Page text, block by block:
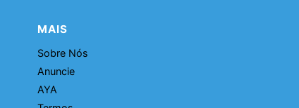
MAIS
Sobre Nós
Anuncie
AYA